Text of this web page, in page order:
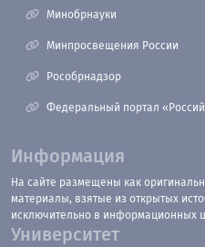
Минобрнауки
Минпросвещения России
Рособрнадзор
Федеральный портал
Информация
На сайте размещены как
материалы, взятые из открытых
исключительно в информационных
Университет